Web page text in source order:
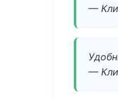
—
—